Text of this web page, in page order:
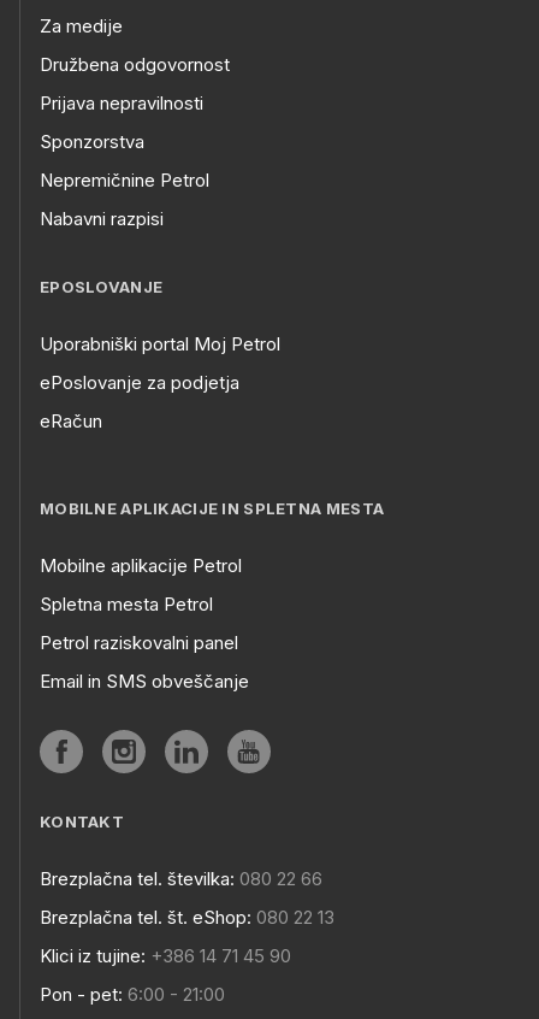
Za medije
Družbena odgovornost
Prijava nepravilnosti
Sponzorstva
Nepremičnine Petrol
Nabavni razpisi
EPOSLOVANJE
Uporabniški portal Moj Petrol
ePoslovanje za podjetja
eRačun
MOBILNE APLIKACIJE IN SPLETNA MESTA
Mobilne aplikacije Petrol
Spletna mesta Petrol
Petrol raziskovalni panel
Email in SMS obveščanje
KONTAKT
Brezplačna tel. številka: 080 22 66
Brezplačna tel. št. eShop: 080 22 13
Klici iz tujine: +386 14 71 45 90
Pon - pet: 6:00 - 21:00